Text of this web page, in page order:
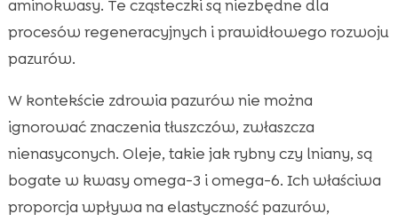
aminokwasy. Te cząsteczki są niezbędne dla
procesów regeneracyjnych i prawidłowego rozwoju
pazurów.
W kontekście zdrowia pazurów nie można
ignorować znaczenia tłuszczów, zwłaszcza
nienasyconych. Oleje, takie jak rybny czy lniany, są
bogate w kwasy omega-3 i omega-6. Ich właściwa
proporcja wpływa na elastyczność pazurów,